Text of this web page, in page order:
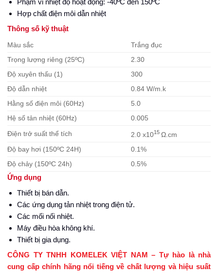
Hợp chất điện môi dẫn nhiệt
Thông số kỹ thuật
Màu sắc
Trắng đục
Trọng lượng riêng (25ºC)
2.30
Độ xuyên thấu (1)
300
Độ dẫn nhiệt
0.84 W/m.k
Hằng số điện môi (60Hz)
5.0
Hệ số tản nhiệt (60Hz)
0.005
Điện trở suất thể tích 2.0 x1015 Ω.cm
Độ bay hơi (150ºC 24H)
0.1%
Độ chảy (150ºC 24h)
0.5%
Ứng dụng
Thiết bị bán dẫn.
Các ứng dụng tản nhiệt trong điện tử.
Các mối nối nhiệt.
Máy điều hòa không khí.
Thiết bị gia dụng.
CÔNG TY TNHH KOMELEK VIỆT NAM – Tự hào là nhà
cung cấp chính hãng nổi tiếng về chất lượng và hiệu suất